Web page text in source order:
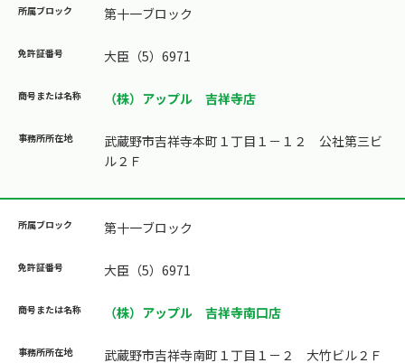
第十一ブロック
大臣（5）6971
（株）アップル 吉祥寺店
武蔵野市吉祥寺本町１丁目１－１２ 公社第三ビ
ル２Ｆ
第十一ブロック
大臣（5）6971
（株）アップル 吉祥寺南口店
武蔵野市吉祥寺南町１丁目１－２ 大竹ビル２Ｆ